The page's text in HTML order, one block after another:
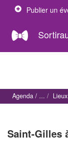
Publier un
Agenda Lieux
Saint-Gilles